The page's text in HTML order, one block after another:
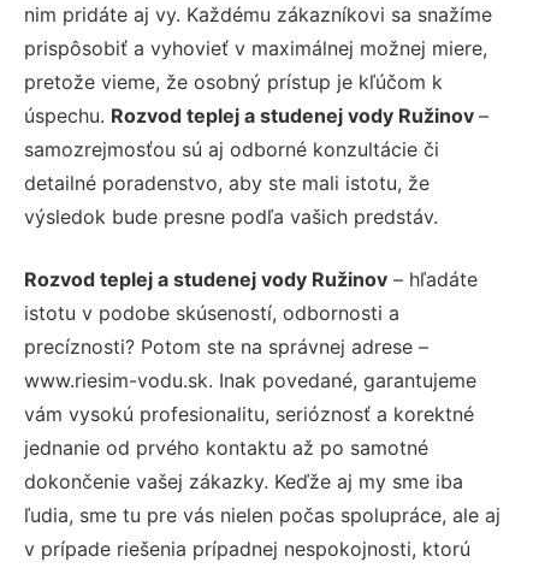
nim pridáte aj vy. Každému zákazníkovi sa snažíme
prispôsobiť a vyhovieť v maximálnej možnej miere,
pretože vieme, že osobný prístup je kľúčom k
úspechu. Rozvod teplej a studenej vody Ružinov –
samozrejmosťou sú aj odborné konzultácie či
detailné poradenstvo, aby ste mali istotu, že
výsledok bude presne podľa vašich predstáv.
Rozvod teplej a studenej vody Ružinov – hľadáte
istotu v podobe skúseností, odbornosti a
precíznosti? Potom ste na správnej adrese –
www.riesim-vodu.sk. Inak povedané, garantujeme
vám vysokú profesionalitu, serióznosť a korektné
jednanie od prvého kontaktu až po samotné
dokončenie vašej zákazky. Keďže aj my sme iba
ľudia, sme tu pre vás nielen počas spolupráce, ale aj
v prípade riešenia prípadnej nespokojnosti, ktorú